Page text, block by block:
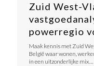
Zuid West-
powerregio
Maak kennis met Zuid
België waar wonen,
in een uitzonderlijke mix…